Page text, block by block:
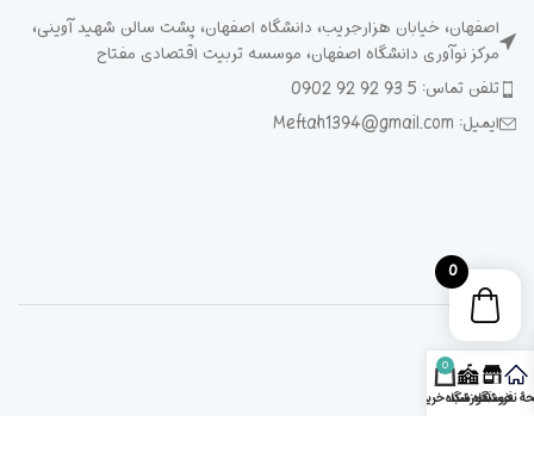
اصفهان، خیابان هزارجریب، دانشگاه اصفهان، پشت سالن شهید آوینی،
مرکز نوآوری دانشگاه اصفهان، موسسه تربیت اقتصادی مفتاح
تلفن تماس: 5 93 92 92 0902
ایمیل: Meftah1394@gmail.com
0
نخست
فروشگاهآموزشگاه
0
سبد خرید